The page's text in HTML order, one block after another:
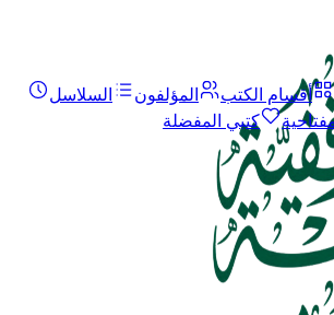
أقسام الكتب المؤلفون
السلاسل
كتبي المفضلة